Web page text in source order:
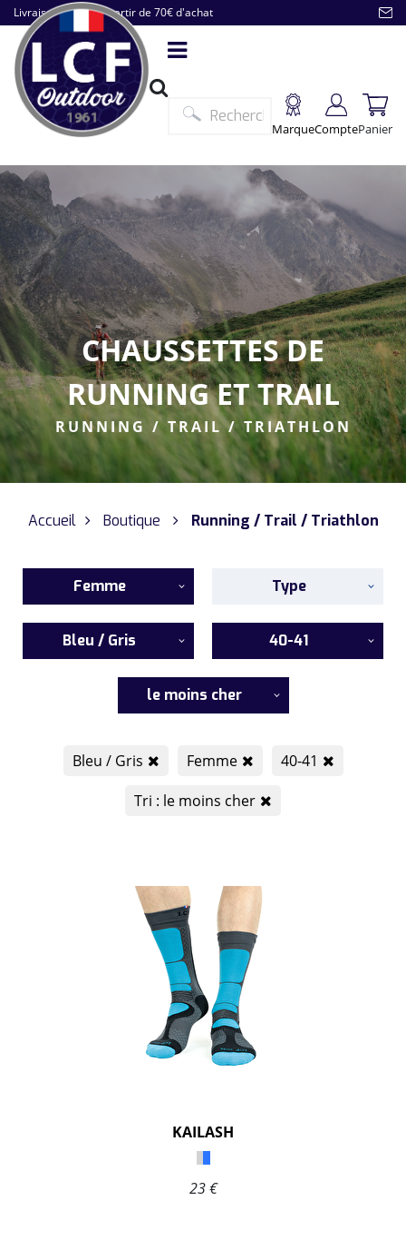
Livraison offerte à partir de 70€ d'achat
MarqueComptePanier
CHAUSSETTES DE
RUNNING ET TRAIL
RUNNING / TRAIL / TRIATHLON
Accueil Boutique Running / Trail / Triathlon
Femme Type
Bleu / Gris 40-41
le moins cher
Bleu / Gris Femme
40-41
Tri : le moins cher
KAILASH
23 €